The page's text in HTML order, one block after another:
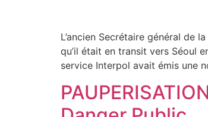
L’ancien Secrétaire général de
qu’il était en transit vers Séoul
service Interpol avait émis une